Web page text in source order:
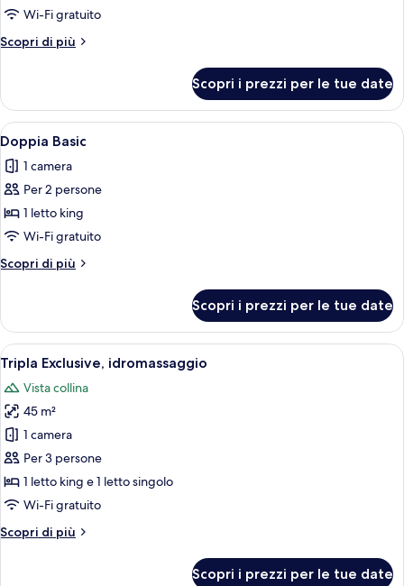
Wi-Fi gratuito
Scopri di più
Altri
Basic
Scopri i prezzi per le tue date
Apri
tutte
le
foto
per
Doppia
Basic
Un letto rifatto con lenzuola e
10
Doppia Basic
1 camera
Per 2 persone
1 letto king
Wi-Fi gratuito
Scopri di più
Altri
Basic
Scopri i prezzi per le tue date
Apri
tutte
le
foto
per
Tripla
Exclusive,
idromassaggio
Un letto rifatto con lenzuola e
8
Tripla Exclusive, idromassaggio
Vista collina
45 m²
1 camera
Per 3 persone
1 letto king e 1 letto singolo
Wi-Fi gratuito
Scopri di più
Altri
Scopri i prezzi per le tue date